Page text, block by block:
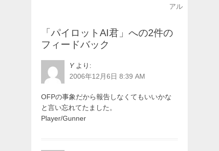
ー
ン
アル
「パイロットAI君」への2件の
フィードバック
Y より:
2006年12月6日 8:39 AM
OFPの事象だから報告しなくてもいいかな
と言い忘れてたました。
Player/Gunner